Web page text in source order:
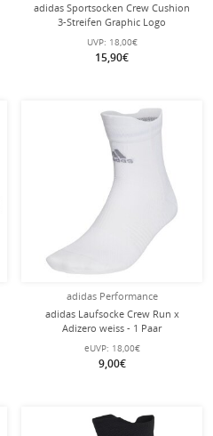
adidas Sportsocken Crew Cushion
3-Streifen Graphic Logo
blau/mauverot - 2 Paar
UVP: 18,00€
15,90€
adidas Performance
adidas Laufsocke Crew Run x
Adizero weiss - 1 Paar
eUVP: 18,00€
9,00€